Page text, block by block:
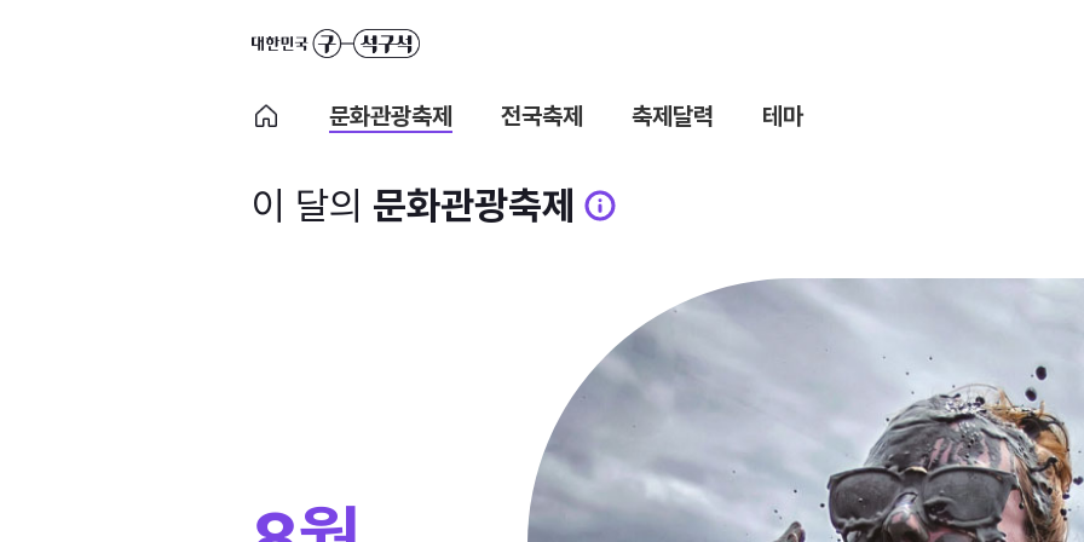
문화관광축제 전국축제 축제달력 테마
이 달의 문화관광축제